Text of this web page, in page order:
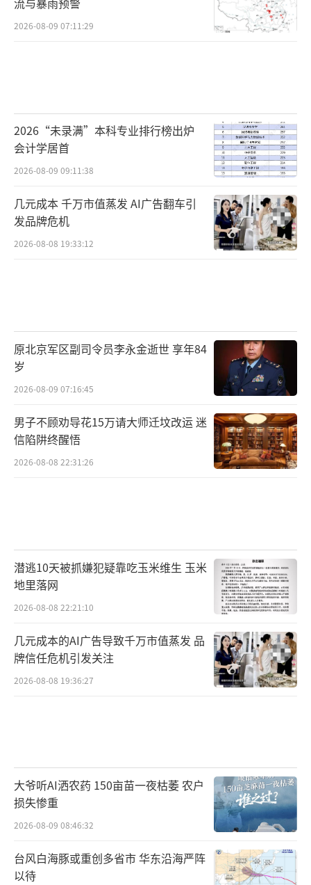
2026-08-09 07:11:29
2026“未录满”本科专业排行榜出炉
会计学居首
2026-08-09 09:11:38
几元成本 千万市值蒸发 AI广告翻车引
发品牌危机
2026-08-08 19:33:12
原北京军区副司令员李永金逝世 享年84
岁
2026-08-09 07:16:45
男子不顾劝导花15万请大师迁坟改运 迷
信陷阱终醒悟
2026-08-08 22:31:26
潜逃10天被抓嫌犯疑靠吃玉米维生 玉米
地里落网
2026-08-08 22:21:10
几元成本的AI广告导致千万市值蒸发 品
牌信任危机引发关注
2026-08-08 19:36:27
大爷听AI洒农药 150亩苗一夜枯萎 农户
损失惨重
2026-08-09 08:46:32
台风白海豚或重创多省市 华东沿海严阵
以待